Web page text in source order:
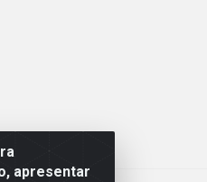
apresentar